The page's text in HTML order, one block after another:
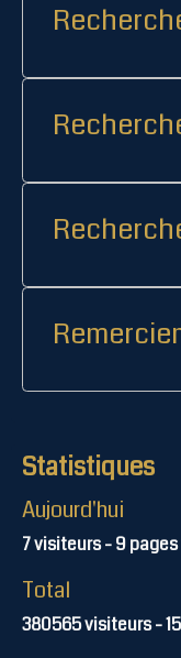
Statistiques
Aujourd'hui
7visiteurs -9
Total
380565visiteurs -